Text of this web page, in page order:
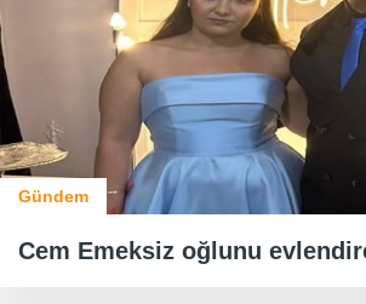
Gündem
Cem Emeksiz oğlunu